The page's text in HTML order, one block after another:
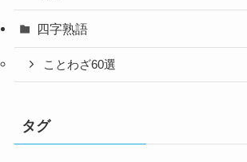
四字熟語
ことわざ60選
タグ